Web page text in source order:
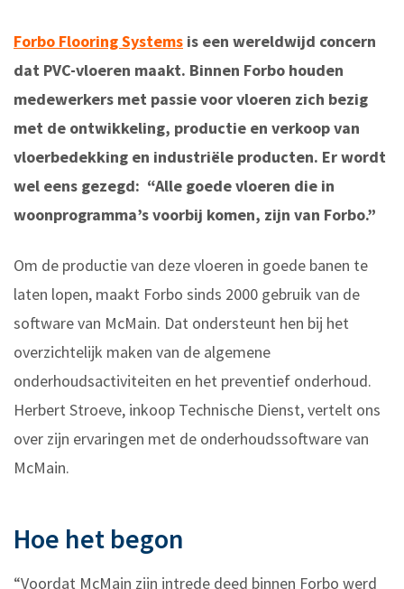
Forbo Flooring Systems is een wereldwijd concern
dat PVC-vloeren maakt. Binnen Forbo houden
medewerkers met passie voor vloeren zich bezig
met de ontwikkeling, productie en verkoop van
vloerbedekking en industriële producten. Er wordt
wel eens gezegd: “Alle goede vloeren die in
woonprogramma’s voorbij komen, zijn van Forbo.”
Om de productie van deze vloeren in goede banen te
laten lopen, maakt Forbo sinds 2000 gebruik van de
software van McMain. Dat ondersteunt hen bij het
overzichtelijk maken van de algemene
onderhoudsactiviteiten en het preventief onderhoud.
Herbert Stroeve, inkoop Technische Dienst, vertelt ons
over zijn ervaringen met de onderhoudssoftware van
McMain.
Hoe het begon
“Voordat McMain zijn intrede deed binnen Forbo werd